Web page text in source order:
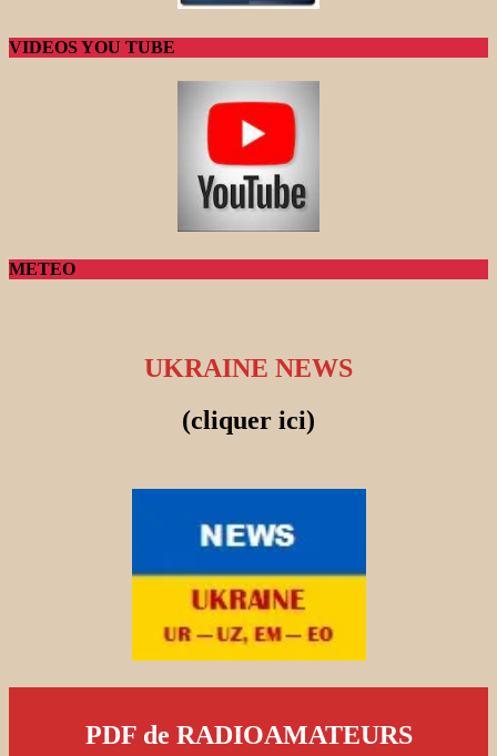
VIDEOS YOU TUBE
METEO
UKRAINE NEWS
(cliquer ici)
PDF de RADIOAMATEURS